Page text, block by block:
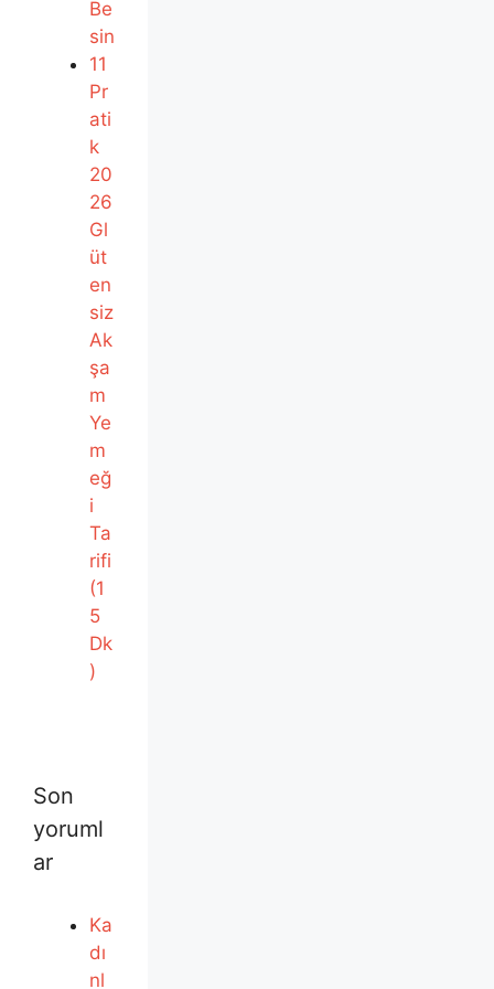
Be
sin
11
Pr
ati
k
20
26
Gl
üt
en
siz
Ak
şa
m
Ye
m
eğ
i
Ta
rifi
(1
5
Dk
)
Son
yoruml
ar
Ka
dı
nl